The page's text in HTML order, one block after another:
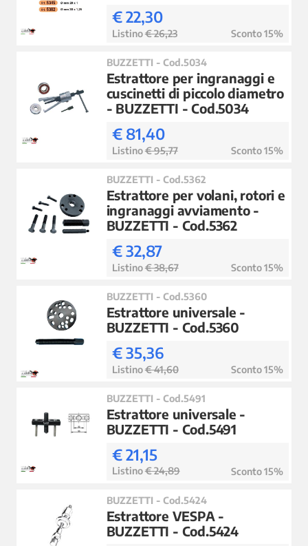
€ 22,30
Listino€ 26,23 Sconto 15%
BUZZETTI - Cod.5034
Estrattore per ingranaggi e
cuscinetti di piccolo diametro
- BUZZETTI - Cod.5034
€ 81,40
Listino€ 95,77 Sconto 15%
BUZZETTI - Cod.5362
Estrattore per volani, rotori e
ingranaggi avviamento -
BUZZETTI - Cod.5362
€ 32,87
Listino€ 38,67 Sconto 15%
BUZZETTI - Cod.5360
Estrattore universale -
BUZZETTI - Cod.5360
€ 35,36
Listino€ 41,60 Sconto 15%
BUZZETTI - Cod.5491
Estrattore universale -
BUZZETTI - Cod.5491
€ 21,15
Listino€ 24,89 Sconto 15%
BUZZETTI - Cod.5424
Estrattore VESPA -
BUZZETTI - Cod.5424